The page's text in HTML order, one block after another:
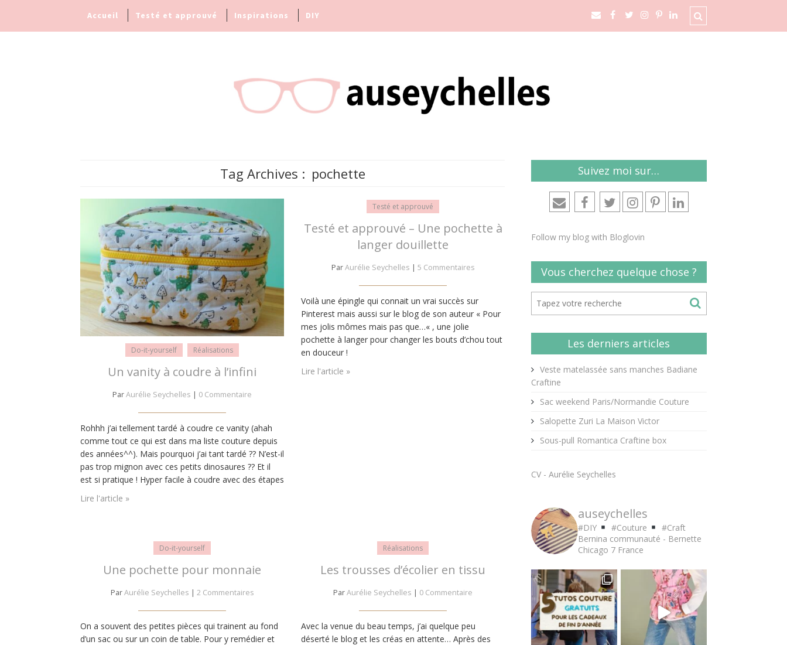
Accueil Testé et approuvé Inspirations DIY
Tag Archives : pochette
Do-it-yourself Réalisations
Un vanity à coudre à l’infini
ParAurélie Seychelles | 0 Commentaire
Rohhh j’ai tellement tardé à coudre ce vanity (ahah
comme tout ce qui est dans ma liste couture depuis
des années^^). Mais pourquoi j’ai tant tardé ?? N’est-il
pas trop mignon avec ces petits dinosaures ?? Et il
est si pratique ! Hyper facile à coudre avec des étapes
de réalisation simplissimes. Bon, il est toujours
question de savoir gérer…
Lire l'article »
Testé et approuvé
Testé et approuvé – Une pochette à
langer douillette
ParAurélie Seychelles | 5 Commentaires
Voilà une épingle qui connait un vrai succès sur
Pinterest mais aussi sur le blog de son auteur « Pour
mes jolis mômes mais pas que…« , une jolie
pochette à langer pour changer les bouts d’chou tout
en douceur !
Lire l'article »
Do-it-yourself
Une pochette pour monnaie
ParAurélie Seychelles | 2 Commentaires
On a souvent des petites pièces qui trainent au fond
d’un sac ou sur un coin de table. Pour y remédier et
Réalisations
Les trousses d’écolier en tissu
ParAurélie Seychelles | 0 Commentaire
Avec la venue du beau temps, j’ai quelque peu
déserté le blog et les créas en attente… Après des
Suivez moi sur…
Follow my blog with Bloglovin
Vous cherchez quelque chose ?
Les derniers articles
Veste matelassée sans manches Badiane
Craftine
Sac weekend Paris/Normandie Couture
Salopette Zuri La Maison Victor
Sous-pull Romantica Craftine box
CV - Aurélie Seychelles
auseychelles
#DIY #Couture
#Craft
Bernina communauté - Bernette
Chicago 7France